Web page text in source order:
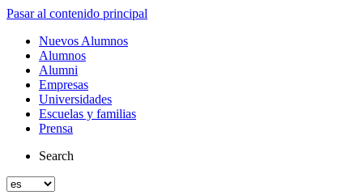
Pasar al contenido principal
Nuevos Alumnos
Alumnos
Alumni
Empresas
Universidades
Escuelas y familias
Prensa
Search